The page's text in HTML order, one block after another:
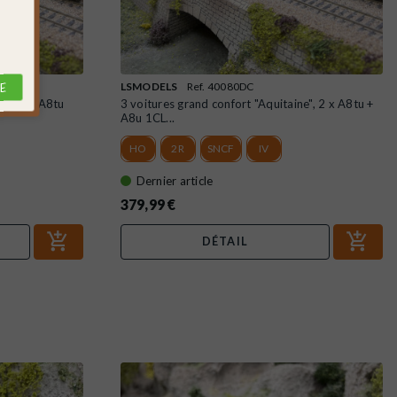
2 x A8tu
LSMODELS Ref. 40080DC
3 voitures grand confort "Aquitaine", 2 x A8tu +
A8u 1CL...
HO 2R SNCF IV
Dernier article
379,99 €
DÉTAIL